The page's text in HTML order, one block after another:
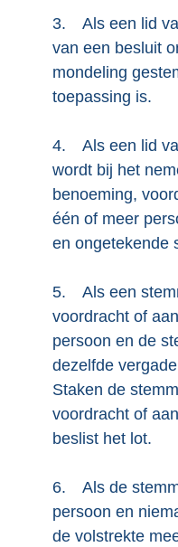
3.
Als een lid
van een besluit
mondeling
toepassing is.
4.
Als een lid
wordt bij het
benoeming,
één of meer
en ongetekende
5.
Als een
voordracht of
persoon en de
dezelfde
Staken de
voordracht of
beslist het lot.
6.
Als de
persoon en
de volstrekte